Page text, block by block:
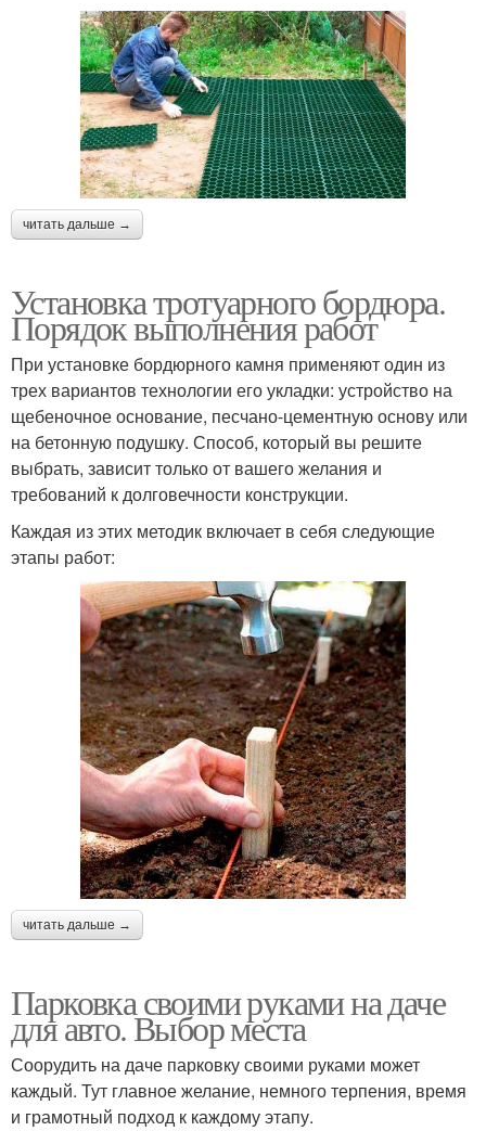
читать дальше →
Установка тротуарного бордюра.
Порядок выполнения работ
При установке бордюрного камня применяют один из
трех вариантов технологии его укладки: устройство на
щебеночное основание, песчано-цементную основу или
на бетонную подушку. Способ, который вы решите
выбрать, зависит только от вашего желания и
требований к долговечности конструкции.
Каждая из этих методик включает в себя следующие
этапы работ:
читать дальше →
Парковка своими руками на даче
для авто. Выбор места
Соорудить на даче парковку своими руками может
каждый. Тут главное желание, немного терпения, время
и грамотный подход к каждому этапу.